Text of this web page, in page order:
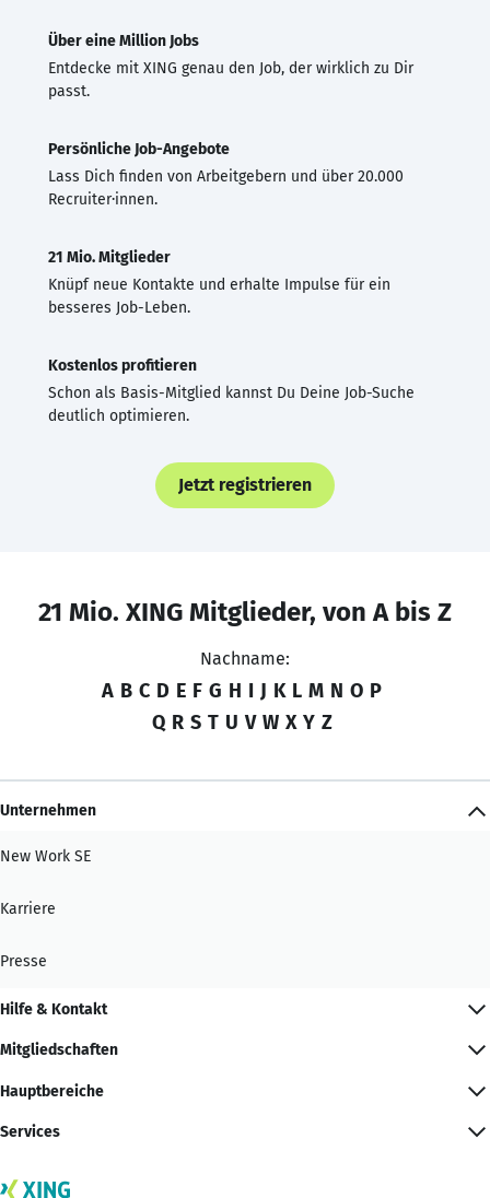
Über eine Million Jobs
Entdecke mit XING genau den Job, der wirklich zu Dir
passt.
Persönliche Job-Angebote
Lass Dich finden von Arbeitgebern und über 20.000
Recruiter·innen.
21 Mio. Mitglieder
Knüpf neue Kontakte und erhalte Impulse für ein
besseres Job-Leben.
Kostenlos profitieren
Schon als Basis-Mitglied kannst Du Deine Job-Suche
deutlich optimieren.
Jetzt registrieren
21 Mio. XING Mitglieder, von A bis Z
Nachname:
A B C D E F G H I J K L M N O P
Q R S T U V W X Y Z
Unternehmen
New Work SE
Karriere
Presse
Hilfe & Kontakt
Mitgliedschaften
Hauptbereiche
Services